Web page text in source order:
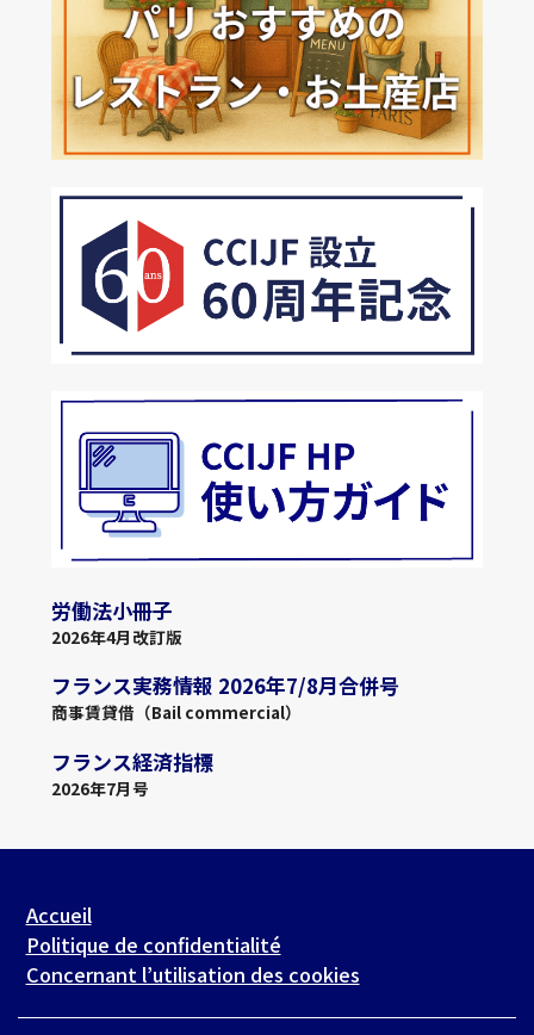
労働法小冊子
2026年4月改訂版
フランス実務情報 2026年7/8月合併号
商事賃貸借（Bail commercial）
フランス経済指標
2026年7月号
Accueil
Politique de confidentialité
Concernant l’utilisation des cookies